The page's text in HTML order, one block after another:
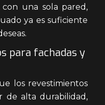
una sola pared,
ya es suficiente
para fachadas y
los revestimientos
de alta durabilidad,